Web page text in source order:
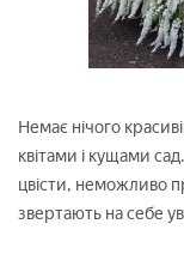
Немає нічого
квітами і кущами
цвісти, неможливо
звертають на себе